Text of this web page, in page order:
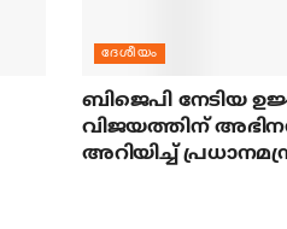
ദേശീയം
ബിജെപി നേടിയ
വിജയത്തിന്
അറിയിച്ച്